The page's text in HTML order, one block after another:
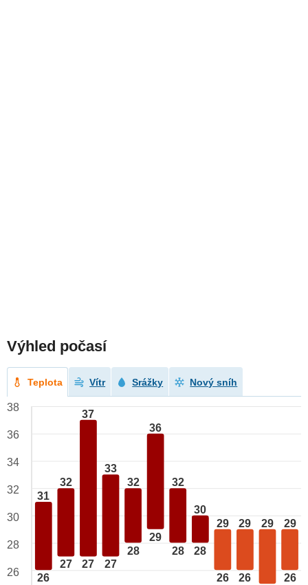
Výhled počasí
Teplota Vítr Srážky Nový sníh
31
26
32
27
37
27
33
27
32
28
36
29
32
28
30
28
29
26
29
26
29 29
26
38
36
34
32
30
28
26